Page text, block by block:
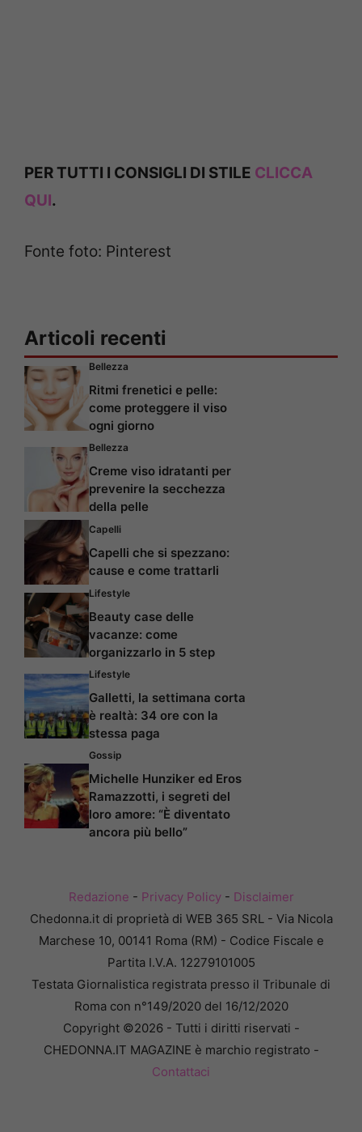
PER TUTTI I CONSIGLI DI STILE CLICCA
QUI.
Fonte foto: Pinterest
Articoli recenti
Bellezza
Ritmi frenetici e pelle:
come proteggere il viso
ogni giorno
Bellezza
Creme viso idratanti per
prevenire la secchezza
della pelle
Capelli
Capelli che si spezzano:
cause e come trattarli
Lifestyle
Beauty case delle
vacanze: come
organizzarlo in 5 step
Lifestyle
Galletti, la settimana corta
è realtà: 34 ore con la
stessa paga
Gossip
Michelle Hunziker ed Eros
Ramazzotti, i segreti del
loro amore: “È diventato
ancora più bello”
Redazione - Privacy Policy- Disclaimer
Chedonna.it di proprietà di WEB 365 SRL - Via Nicola
Marchese 10, 00141 Roma (RM) - Codice Fiscale e
Partita I.V.A. 12279101005
Testata Giornalistica registrata presso il Tribunale di
Roma con n°149/2020 del 16/12/2020
Copyright ©2026 - Tutti i diritti riservati -
CHEDONNA.IT MAGAZINE è marchio registrato -
Contattaci